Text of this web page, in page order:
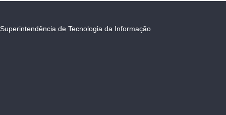
Superintendência de Tecnologia da Informação